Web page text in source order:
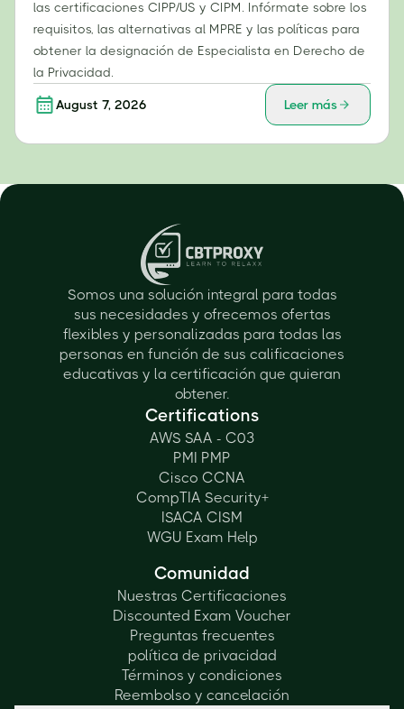
las certificaciones CIPP/US y CIPM. Infórmate sobre los
requisitos, las alternativas al MPRE y las políticas para
obtener la designación de Especialista en Derecho de
la Privacidad.
August 7, 2026 Leer más
Somos una solución integral para todas
sus necesidades y ofrecemos ofertas
flexibles y personalizadas para todas las
personas en función de sus calificaciones
educativas y la certificación que quieran
obtener.
Certifications
AWS SAA - C03
PMI PMP
Cisco CCNA
CompTIA Security+
ISACA CISM
WGU Exam Help
Comunidad
Nuestras Certificaciones
Discounted Exam Voucher
Preguntas frecuentes
política de privacidad
Términos y condiciones
Reembolso y cancelación